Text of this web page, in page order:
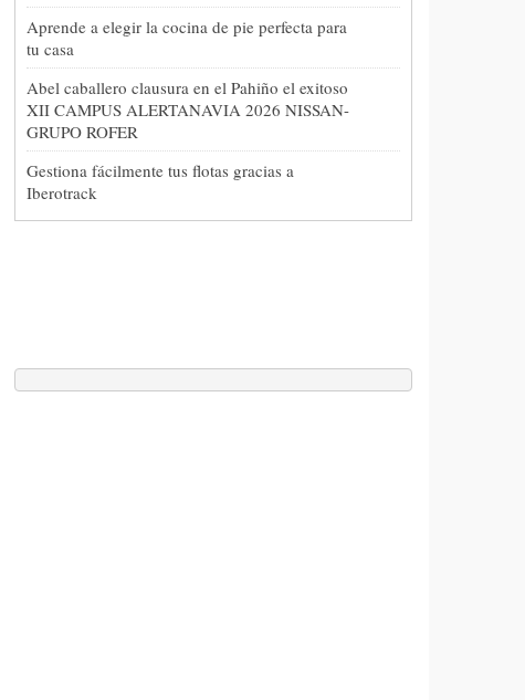
Aprende a elegir la cocina de pie perfecta para
tu casa
Abel caballero clausura en el Pahiño el exitoso
XII CAMPUS ALERTANAVIA 2026 NISSAN-
GRUPO ROFER
Gestiona fácilmente tus flotas gracias a
Iberotrack